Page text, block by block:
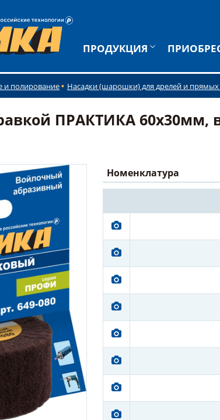
ПРОДУКЦИЯ
и полирование Насадки (шарошки) для дрелей и
ПРАКТИКА
Номенклатура